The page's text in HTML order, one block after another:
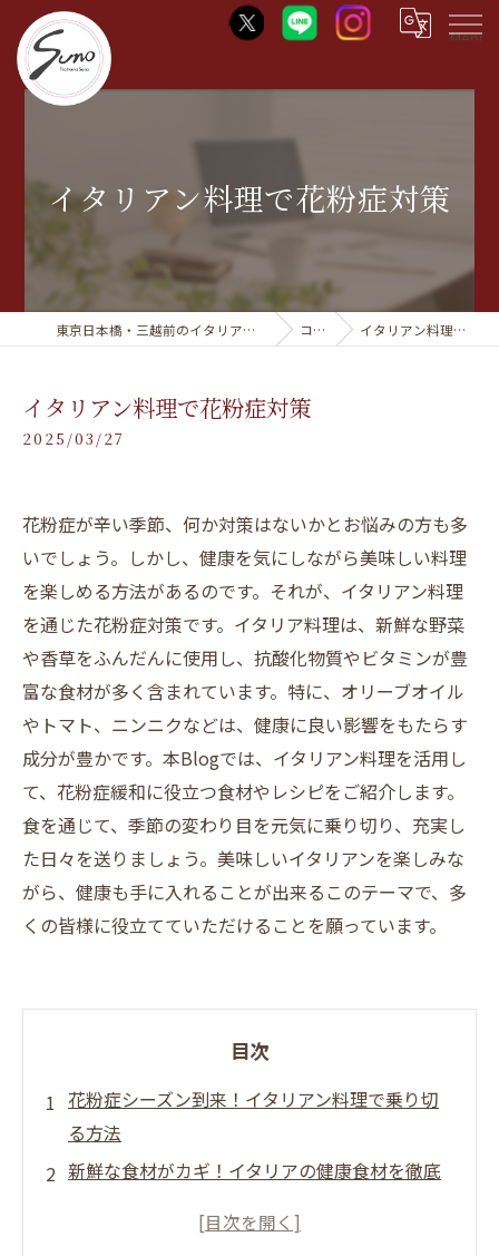
Menu
イタリアン料理で花粉症対策
東京日本橋・三越前のイタリアンならTrattoria Suno コラム イタリアン料理で花粉症対策
イタリアン料理で花粉症対策
2025/03/27
花粉症が辛い季節、何か対策はないかとお悩みの方も多
いでしょう。しかし、健康を気にしながら美味しい料理
を楽しめる方法があるのです。それが、イタリアン料理
を通じた花粉症対策です。イタリア料理は、新鮮な野菜
や香草をふんだんに使用し、抗酸化物質やビタミンが豊
富な食材が多く含まれています。特に、オリーブオイル
やトマト、ニンニクなどは、健康に良い影響をもたらす
成分が豊かです。本Blogでは、イタリアン料理を活用し
て、花粉症緩和に役立つ食材やレシピをご紹介します。
食を通じて、季節の変わり目を元気に乗り切り、充実し
た日々を送りましょう。美味しいイタリアンを楽しみな
がら、健康も手に入れることが出来るこのテーマで、多
くの皆様に役立てていただけることを願っています。
目次
花粉症シーズン到来！イタリアン料理で乗り切
る方法
新鮮な食材がカギ！イタリアの健康食材を徹底
抗酸化作用抜群！オリーブオイルとトマトの力